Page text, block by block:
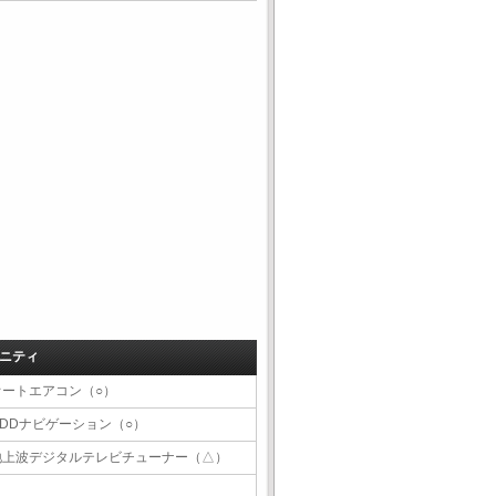
ティ
トエアコン（○）
ナビゲーション（○）
波デジタルテレビチューナー（△）